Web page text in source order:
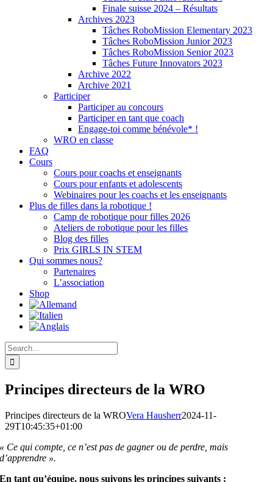
Finale suisse 2024 – Résultats
Archives 2023
Tâches RoboMission Elementary 2023
Tâches RoboMission Junior 2023
Tâches RoboMission Senior 2023
Tâches Future Innovators 2023
Archive 2022
Archive 2021
Participer
Participer au concours
Participer en tant que coach
Engage-toi comme bénévole* !
WRO en classe
FAQ
Cours
Cours pour coachs et enseignants
Cours pour enfants et adolescents
Webinaires pour les coachs et les enseignants
Plus de filles dans la robotique !
Camp de robotique pour filles 2026
Ateliers de robotique pour les filles
Blog des filles
Prix GIRLS IN STEM
Qui sommes nous?
Partenaires
L’association
Shop
Search
for:
Principes directeurs de la WRO
Principes directeurs de la WROVera Hausherr2024-11-
29T10:45:35+01:00
« Ce qui compte, ce n’est pas de gagner ou de perdre, mais
d’apprendre ».
En tant qu’équipe, nous suivons les principes suivants :